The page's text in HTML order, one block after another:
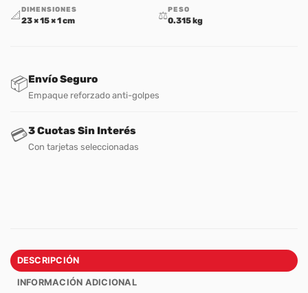
📐 DIMENSIONES
23 × 15 × 1 cm ⚖️PESO
0.315 kg
📦Envío Seguro
Empaque reforzado anti-golpes
💳3 Cuotas Sin Interés
Con tarjetas seleccionadas
DESCRIPCIÓN
INFORMACIÓN ADICIONAL